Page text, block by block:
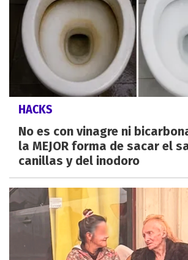
HACKS
No es con vinagre ni
la MEJOR forma de sacar el
canillas y del inodoro